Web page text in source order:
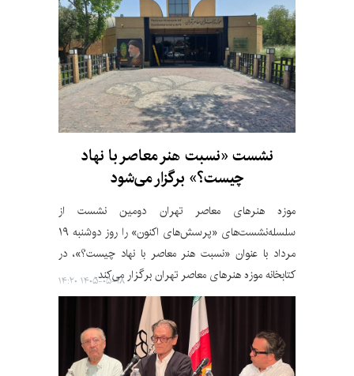
نشست «نسبت هنر معاصر با نهاد
چیست؟» برگزار می‌شود
موزه هنرهای معاصر تهران دومین نشست از
سلسله‌نشست‌های «پرسش‌های اکنون» را روز دوشنبه ۱۹
مرداد با عنوان «نسبت هنر معاصر با نهاد چیست؟»، در
کتابخانه موزه هنرهای معاصر تهران برگزار می‌کند.
۱۴۰۵-۰۵-۱۸ ۱۴:۲۰